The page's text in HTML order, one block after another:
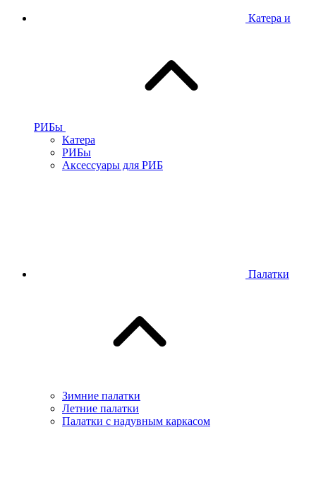
Катера и
РИБы
Катера
РИБы
Аксессуары для РИБ
Палатки
Зимние палатки
Летние палатки
Палатки с надувным каркасом